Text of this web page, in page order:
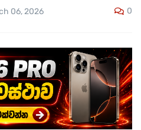
06, 2026 0